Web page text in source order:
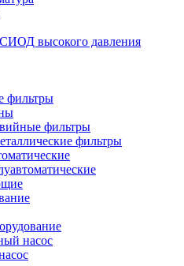
высокого давления
фильтры
фильтры
фильтры
насос